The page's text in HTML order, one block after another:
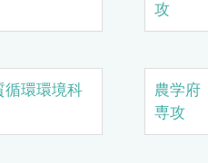
攻
環環境科
農学
専攻